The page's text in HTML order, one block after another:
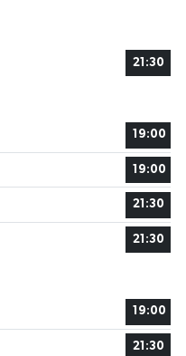
21:30
19:00
19:00
21:30
21:30
19:00
21:30